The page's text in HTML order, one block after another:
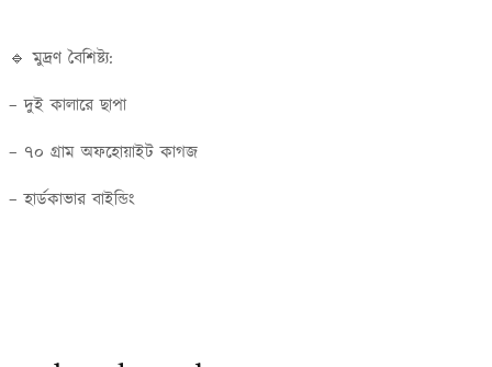
🔹 মুদ্রণ বৈশিষ্ট্য:
– দুই কালারে ছাপা
– ৭০ গ্রাম অফহোয়াইট কাগজ
– হার্ডকাভার বাইন্ডিং